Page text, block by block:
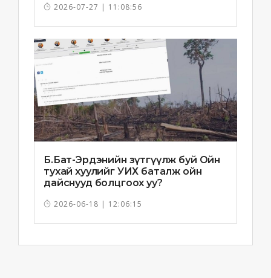
2026-07-27 | 11:08:56
Б.Бат-Эрдэнийн зүтгүүлж буй Ойн
тухай хуулийг УИХ баталж ойн
дайснууд болцгоох уу?
2026-06-18 | 12:06:15